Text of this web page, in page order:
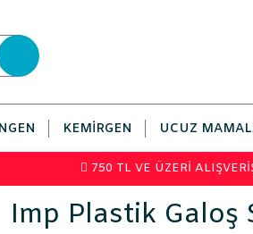
KEMIRGEN UCUZ
750 TL VE ÜZERİ
Imp Plastik Galoş